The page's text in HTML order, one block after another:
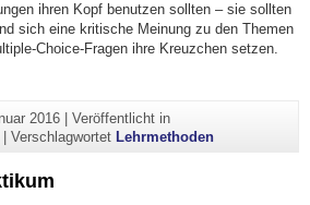
ihren Kopf benutzen sollten – sie sollten
sich eine kritische Meinung zu den Themen
Choice-Fragen ihre Kreuzchen setzen.
lernen heißt siegen lernen oder
2016| Veröffentlicht in
Verschlagwortet Lehrmethoden